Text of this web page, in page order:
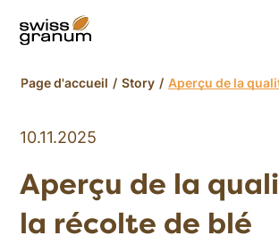
Page d'accueil Story Aperçu de la
10.11.2025
Aperçu de la
la récolte de blé